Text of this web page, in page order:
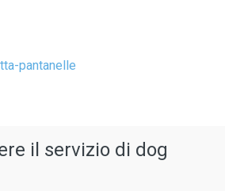
pantanelle
il servizio di dog